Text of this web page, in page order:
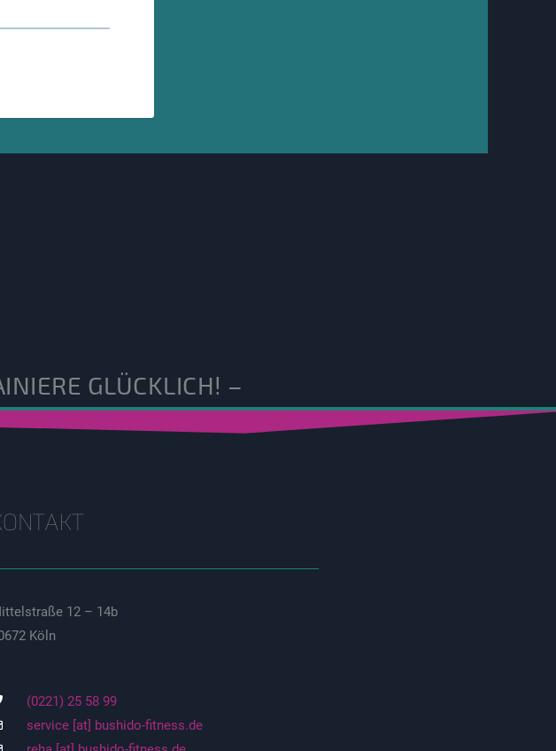
GLÜCKLICH! –
12 – 14b
Köln
(0221) 25 58 99
service [at] bushido-fitness.de